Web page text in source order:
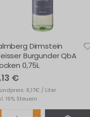
Dirmstein
Burgunder QbA
0,75L
€
8,17€ / Liter
19% Steuern